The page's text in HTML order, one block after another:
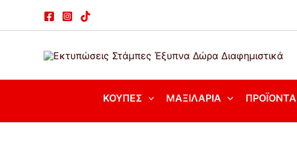
ΚΟΎΠΕΣ ΜΑΞΙΛΆΡΙΑ ΠΡΟΪΌΝΤΑ
για
τη
ή
δάσκαλο!